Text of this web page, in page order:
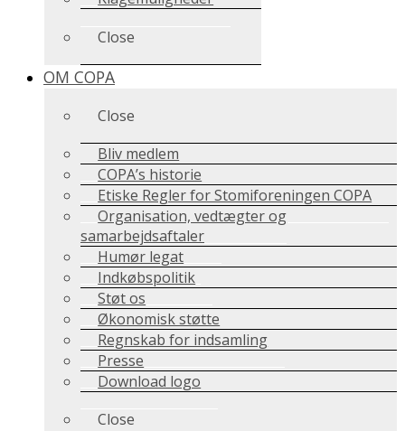
Close
OM COPA
Close
Bliv medlem
COPA’s historie
Etiske Regler for Stomiforeningen COPA
Organisation, vedtægter og
samarbejdsaftaler
Humør legat
Indkøbspolitik
Støt os
Økonomisk støtte
Regnskab for indsamling
Presse
Download logo
Close